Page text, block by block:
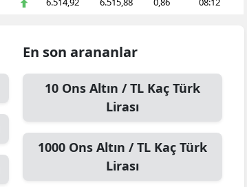
En son arananlar
10 Ons Altın / TLKaç Türk
Lirası
1000 Ons Altın / TLKaç Türk
Lirası